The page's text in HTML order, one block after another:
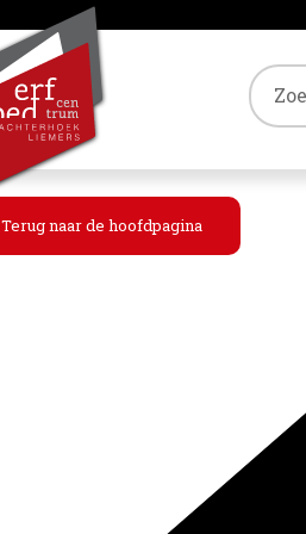
Terug naar de hoofdpagina